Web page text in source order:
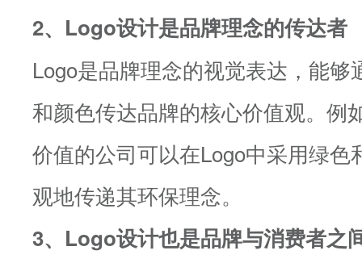
2、Logo设计是品牌理念的传达者
Logo是品牌理念的视觉表达，能
和颜色传达品牌的核心价值观。例
价值的公司可以在Logo中采用绿色
观地传递其环保理念。
3、Logo设计也是品牌与消费者之